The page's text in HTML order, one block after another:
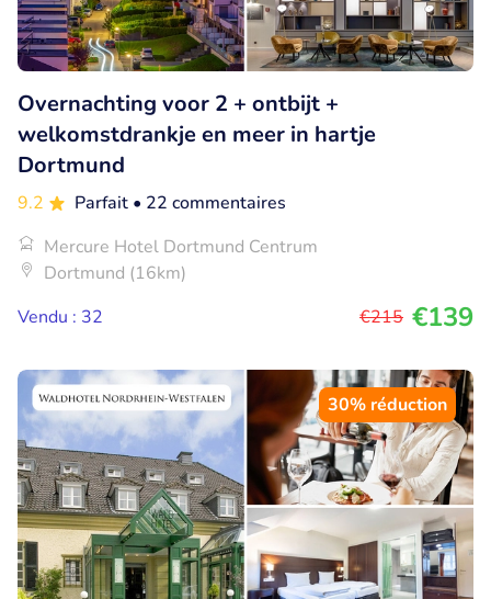
Overnachting voor 2 + ontbijt +
welkomstdrankje en meer in hartje
Dortmund
9.2 Parfait • 22 commentaires
Mercure Hotel Dortmund Centrum
Dortmund (16km)
Vendu : 32
€215 €139
30% réduction